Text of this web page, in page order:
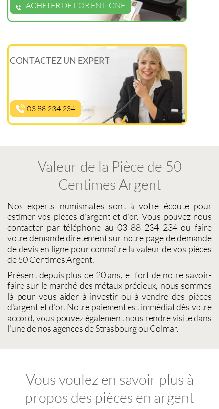
ACHETER DE L'OR EN LIGNE
CONTACTEZ UN EXPERT
03 88 234 234
Valeur de la Pièce de 50
Centimes Argent
Nos experts numismates sont à votre écoute pour
estimer vos pièces d'argent et d'or. Vous pouvez nous
contacter par téléphone au 03 88 234 234 ou faire
votre demande diretement sur notre page de demande
de devis en ligne pour connaître lavaleur de vos pièces
de 50 Centimes Argent.
Présent depuis plus de 20 ans, et fort de notre savoir-
faire sur le marché des métaux précieux, nous sommes
là pour vous aider à investir ou àvendre des pièces
d'argentet d'or. Notre paiement est immédiat dès votre
accord, vous pouvez également nous rendre visite dans
l'une de nos agences de Strasbourg ou Colmar.
Vous voulez en savoir plus à
propos des pièces en argent